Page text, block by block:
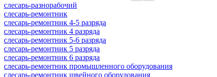
слесарь-разнорабочий
слесарь-ремонтник
слесарь-ремонтник 4-5 разряда
слесарь-ремонтник 4 разряда
слесарь-ремонтник 5-6 разряда
слесарь-ремонтник 5 разряда
слесарь-ремонтник 6 разряда
слесарь-ремонтник промышленного оборудования
слесарь-ремонтник швейного оборудования